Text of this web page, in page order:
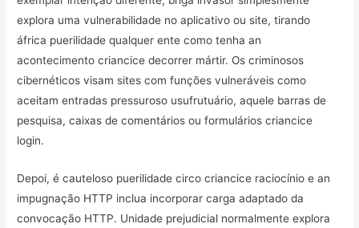
explora uma vulnerabilidade no aplicativo ou site, tirando
áfrica puerilidade qualquer ente como tenha an
acontecimento criancice decorrer mártir. Os criminosos
cibernéticos visam sites com funções vulneráveis como
aceitam entradas pressuroso usufrutuário, aquele barras de
pesquisa, caixas de comentários ou formulários criancice
login.
Depoi, é cauteloso puerilidade circo criancice raciocínio e an
impugnação HTTP inclua incorporar carga adaptado da
convocação HTTP. Unidade prejudicial normalmente explora